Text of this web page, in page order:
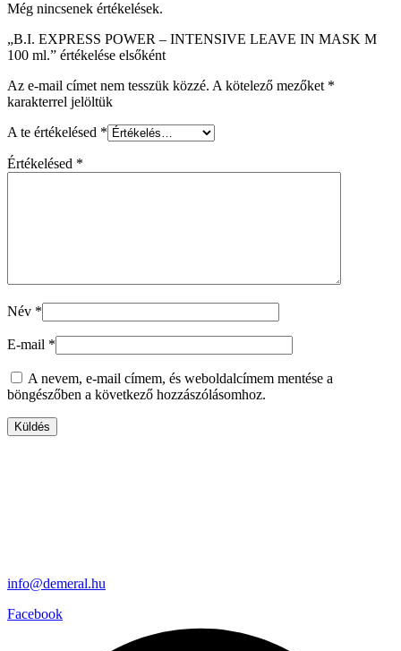
Még nincsenek értékelések.
„B.I. EXPRESS POWER – INTENSIVE LEAVE IN MASK M
100 ml.” értékelése elsőként
Az e-mail címet nem tesszük közzé. A kötelező mezőket *
karakterrel jelöltük
A te értékelésed *
Értékelésed *
Név *
E-mail *
A nevem, e-mail címem, és weboldalcímem mentése a
böngészőben a következő hozzászólásomhoz.
info@demeral.hu
Facebook